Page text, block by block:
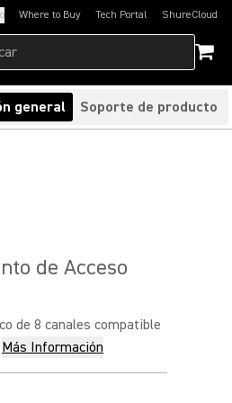
Where to Buy Tech Portal
(Opens in a new tab)ShureCloud
(Opens in a new
general Soporte de producto
de Acceso
de 8 canales compatible
Más Información